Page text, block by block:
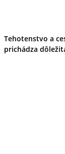
Tehotenstvo a
prichádza